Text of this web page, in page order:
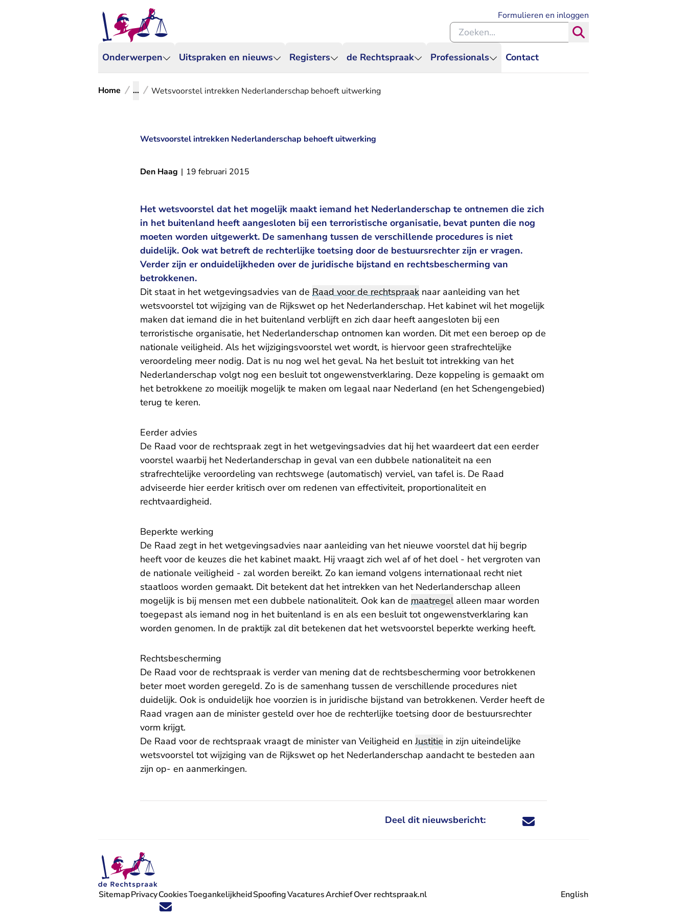
Onderwerpen Uitspraken en nieuws Registers de Rechtspraak Professionals Contact
Formulieren en inloggen
Zoeken binnen de Rechtspraak
Home ... Wetsvoorstel intrekken Nederlanderschap behoeft uitwerking
Wetsvoorstel intrekken Nederlanderschap behoeft uitwerking
Den Haag | 19 februari 2015
Het wetsvoorstel dat het mogelijk maakt iemand het Nederlanderschap te ontnemen die zich
in het buitenland heeft aangesloten bij een terroristische organisatie, bevat punten die nog
moeten worden uitgewerkt. De samenhang tussen de verschillende procedures is niet
duidelijk. Ook wat betreft de rechterlijke toetsing door de bestuursrechter zijn er vragen.
Verder zijn er onduidelijkheden over de juridische bijstand en rechtsbescherming van
betrokkenen.
Dit staat in het wetgevingsadvies van de Raad voor de rechtspraak naar aanleiding van het
wetsvoorstel tot wijziging van de Rijkswet op het Nederlanderschap. Het kabinet wil het mogelijk
maken dat iemand die in het buitenland verblijft en zich daar heeft aangesloten bij een
terroristische organisatie, het Nederlanderschap ontnomen kan worden. Dit met een beroep op de
nationale veiligheid. Als het wijzigingsvoorstel wet wordt, is hiervoor geen strafrechtelijke
veroordeling meer nodig. Dat is nu nog wel het geval. Na het besluit tot intrekking van het
Nederlanderschap volgt nog een besluit tot ongewenstverklaring. Deze koppeling is gemaakt om
het betrokkene zo moeilijk mogelijk te maken om legaal naar Nederland (en het Schengengebied)
terug te keren.
Eerder advies
De Raad voor de rechtspraak zegt in het wetgevingsadvies dat hij het waardeert dat een eerder
voorstel waarbij het Nederlanderschap in geval van een dubbele nationaliteit na een
strafrechtelijke veroordeling van rechtswege (automatisch) verviel, van tafel is. De Raad
adviseerde hier eerder kritisch over om redenen van effectiviteit, proportionaliteit en
rechtvaardigheid.
Beperkte werking
De Raad zegt in het wetgevingsadvies naar aanleiding van het nieuwe voorstel dat hij begrip
heeft voor de keuzes die het kabinet maakt. Hij vraagt zich wel af of het doel - het vergroten van
de nationale veiligheid - zal worden bereikt. Zo kan iemand volgens internationaal recht niet
staatloos worden gemaakt. Dit betekent dat het intrekken van het Nederlanderschap alleen
mogelijk is bij mensen met een dubbele nationaliteit. Ook kan de maatregelalleen maar worden
toegepast als iemand nog in het buitenland is en als een besluit tot ongewenstverklaring kan
worden genomen. In de praktijk zal dit betekenen dat het wetsvoorstel beperkte werking heeft.
Rechtsbescherming
De Raad voor de rechtspraak is verder van mening dat de rechtsbescherming voor betrokkenen
beter moet worden geregeld. Zo is de samenhang tussen de verschillende procedures niet
duidelijk. Ook is onduidelijk hoe voorzien is in juridische bijstand van betrokkenen. Verder heeft de
Raad vragen aan de minister gesteld over hoe de rechterlijke toetsing door de bestuursrechter
vorm krijgt.
De Raad voor de rechtspraak vraagt de minister van Veiligheid enJustitie in zijn uiteindelijke
wetsvoorstel tot wijziging van de Rijkswet op het Nederlanderschap aandacht te besteden aan
zijn op- en aanmerkingen.
Deel dit nieuwsbericht: Deel dit nieuwsbericht via X - U verlaat
Deel dit nieuwsbericht via Facebook - U
Deel dit nieuwsbericht via e-mail
Deel dit nieuwsbericht via LinkedIn - U
Volg ons op X (Twitter) - U verlaat Rechtspraak.nl
Volg ons op Facebook - U verlaat Rechtspraak.nl
Volg ons op Instagram - U verlaat Rechtspraak.nl
Volg ons op Youtube - U verlaat Rechtspraak.nl
Volg ons op LinkedIn - U verlaat Rechtspraak.nl
'Blijf op de hoogte' nieuwsbrief - U verlaat Rechtspraak.nl
SitemapPrivacyCookiesToegankelijkheidSpoofingVacatures
- U verlaat Rechtspraak.nl
ArchiefOver rechtspraak.nl English